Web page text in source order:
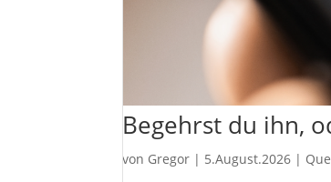
Begehrst du ihn,
von Gregor | 5.August.2026 |